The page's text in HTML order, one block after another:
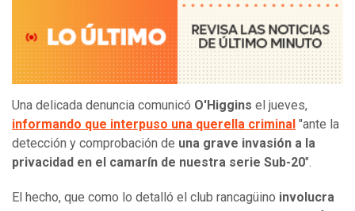
Una delicada denuncia comunicó O'Higgins el jueves,
informando que interpuso una querella criminal "ante la
detección y comprobación de una grave invasión a la
privacidad en el camarín de nuestra serie Sub-20".
El hecho, que como lo detalló el club rancagüino involucra